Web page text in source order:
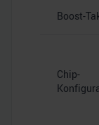
Boost-
Chip-